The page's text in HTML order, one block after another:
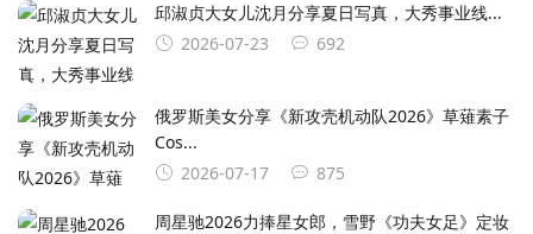
邱淑贞大女儿沈月分享夏日写真，大秀事业线...
2026-07-23
692
俄罗斯美女分享《新攻壳机动队2026》草薙素子
Cos...
2026-07-17
875
周星驰2026力捧星女郎，雪野《功夫女足》定妆